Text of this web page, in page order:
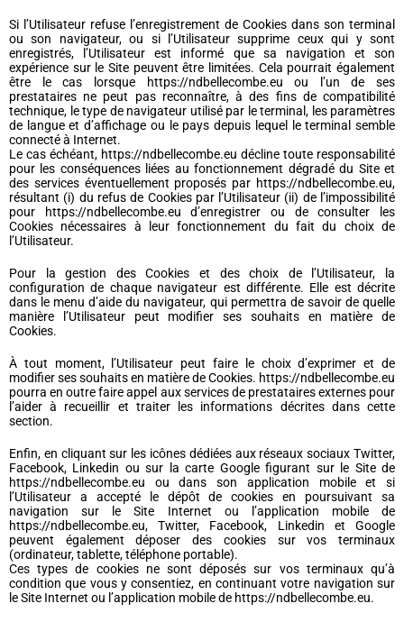
Si l’Utilisateur refuse l’enregistrement de Cookies dans son terminal
ou son navigateur, ou si l’Utilisateur supprime ceux qui y sont
enregistrés, l’Utilisateur est informé que sa navigation et son
expérience sur le Site peuvent être limitées. Cela pourrait également
être le cas lorsque https://ndbellecombe.eu ou l’un de ses
prestataires ne peut pas reconnaître, à des fins de compatibilité
technique, le type de navigateur utilisé par le terminal, les paramètres
de langue et d’affichage ou le pays depuis lequel le terminal semble
connecté à Internet.
Le cas échéant, https://ndbellecombe.eu décline toute responsabilité
pour les conséquences liées au fonctionnement dégradé du Site et
des services éventuellement proposés par https://ndbellecombe.eu,
résultant (i) du refus de Cookies par l’Utilisateur (ii) de l’impossibilité
pour https://ndbellecombe.eu d’enregistrer ou de consulter les
Cookies nécessaires à leur fonctionnement du fait du choix de
l’Utilisateur.
Pour la gestion des Cookies et des choix de l’Utilisateur, la
configuration de chaque navigateur est différente. Elle est décrite
dans le menu d’aide du navigateur, qui permettra de savoir de quelle
manière l’Utilisateur peut modifier ses souhaits en matière de
Cookies.
À tout moment, l’Utilisateur peut faire le choix d’exprimer et de
modifier ses souhaits en matière de Cookies. https://ndbellecombe.eu
pourra en outre faire appel aux services de prestataires externes pour
l’aider à recueillir et traiter les informations décrites dans cette
section.
Enfin, en cliquant sur les icônes dédiées aux réseaux sociaux Twitter,
Facebook, Linkedin ou sur la carte Google figurant sur le Site de
https://ndbellecombe.eu ou dans son application mobile et si
l’Utilisateur a accepté le dépôt de cookies en poursuivant sa
navigation sur le Site Internet ou l’application mobile de
https://ndbellecombe.eu, Twitter, Facebook, Linkedin et Google
peuvent également déposer des cookies sur vos terminaux
(ordinateur, tablette, téléphone portable).
Ces types de cookies ne sont déposés sur vos terminaux qu’à
condition que vous y consentiez, en continuant votre navigation sur
le Site Internet ou l’application mobile de https://ndbellecombe.eu.